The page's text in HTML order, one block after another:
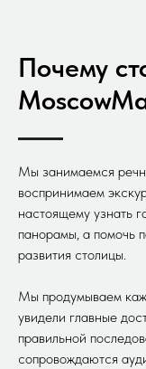
Почему
Мы занимаемся
воспринимаем
настоящему узнать
панорамы, а помочь
развития столицы.
Мы продумываем
увидели главные
правильной
сопровождаются